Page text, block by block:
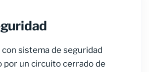
sistema de seguridad
por un circuito cerrado de